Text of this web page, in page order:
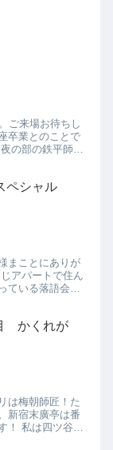
ご来場お待ちし
卒業とのことで
の部の鉄平師匠
ペシャル
まことにありが
アパートで住ん
ている落語会
かくれが
は梅朝師匠！た
新宿末廣亭は番
！ 私は四ツ谷か